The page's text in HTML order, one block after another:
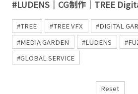
#LUDENS｜CG制作｜TREE
#TREE #TREE VFX #DIGITAL
#MEDIA GARDEN
#LUDENS
#GLOBAL SERVICE
Reset